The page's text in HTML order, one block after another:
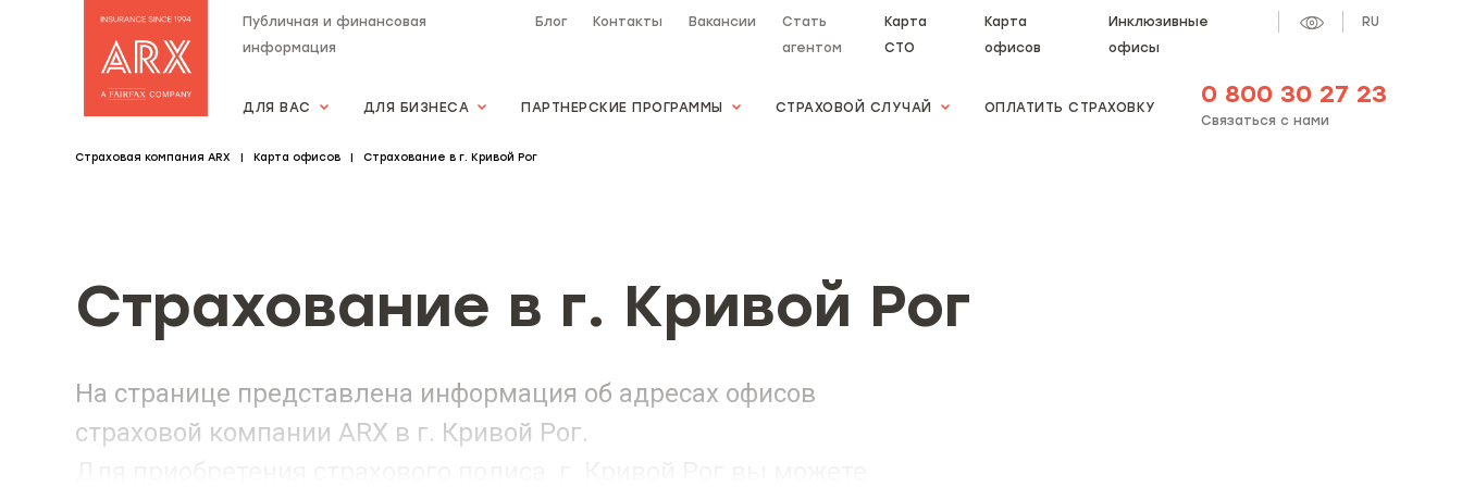
Публичная и финансовая
информация
Блог Контакты Вакансии
Стать
агентом
Карта
СТО
Карта
офисов
Инклюзивные
офисы
RU
ДЛЯ ВАС ДЛЯ БИЗНЕСА ПАРТНЕРСКИЕ ПРОГРАММЫ СТРАХОВОЙ СЛУЧАЙ ОПЛАТИТЬ СТРАХОВКУ 0 800 30 27 23
Связаться с нами
Страховая компания ARX Карта офисов Страхование в г. Кривой Рог
Страхование в г. Кривой Рог
На странице представлена информация об адресах офисов
страховой компании ARX в г. Кривой Рог.